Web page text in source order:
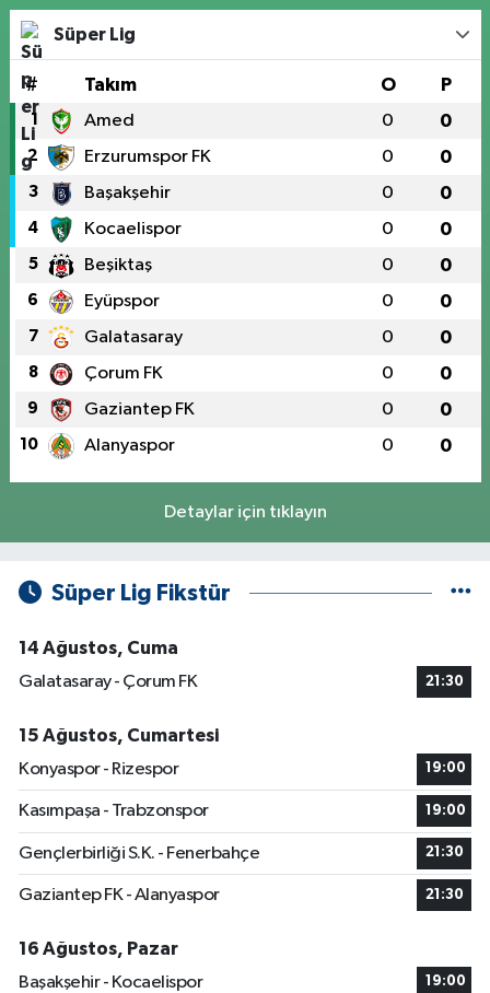
Süper Lig
# Takım O P
1 Amed 0 0
2 Erzurumspor FK 0 0
3 Başakşehir 0 0
4 Kocaelispor 0 0
5 Beşiktaş 0 0
6 Eyüpspor 0 0
7 Galatasaray 0 0
8 Çorum FK 0 0
9 Gaziantep FK 0 0
10 Alanyaspor 0 0
Detaylar için tıklayın
Süper Lig Fikstür
14 Ağustos, Cuma
Galatasaray - Çorum FK
21:30
15 Ağustos, Cumartesi
Konyaspor - Rizespor
19:00
Kasımpaşa - Trabzonspor 19:00
Gençlerbirliği S.K. - Fenerbahçe 21:30
Gaziantep FK - Alanyaspor 21:30
16 Ağustos, Pazar
Başakşehir - Kocaelispor
19:00